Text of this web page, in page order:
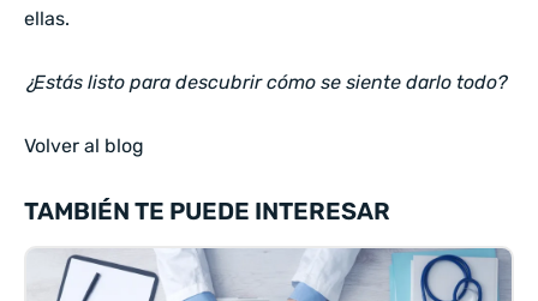
ellas.
¿Estás listo para descubrir cómo se siente darlo todo?
Volver al blog
TAMBIÉN TE PUEDE INTERESAR